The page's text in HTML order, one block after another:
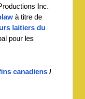
Inc.
à titre de
laitiers du
pour les
canadiens /